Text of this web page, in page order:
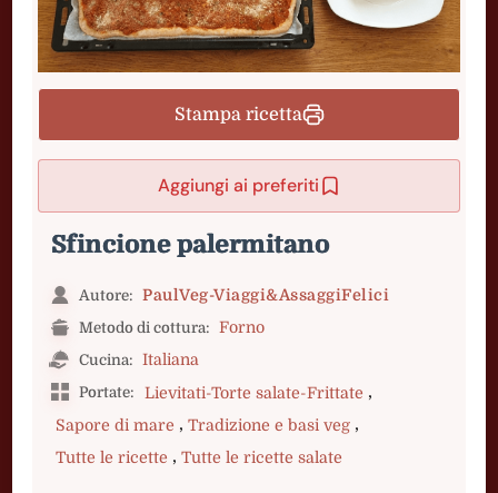
Stampa ricetta
Aggiungi ai preferiti
Sfincione palermitano
Autore: PaulVeg-Viaggi&AssaggiFelici
Metodo di cottura: Forno
Cucina: Italiana
Portate: Lievitati-Torte salate-Frittate ,
Sapore di mare , Tradizione e basi veg ,
Tutte le ricette , Tutte le ricette salate